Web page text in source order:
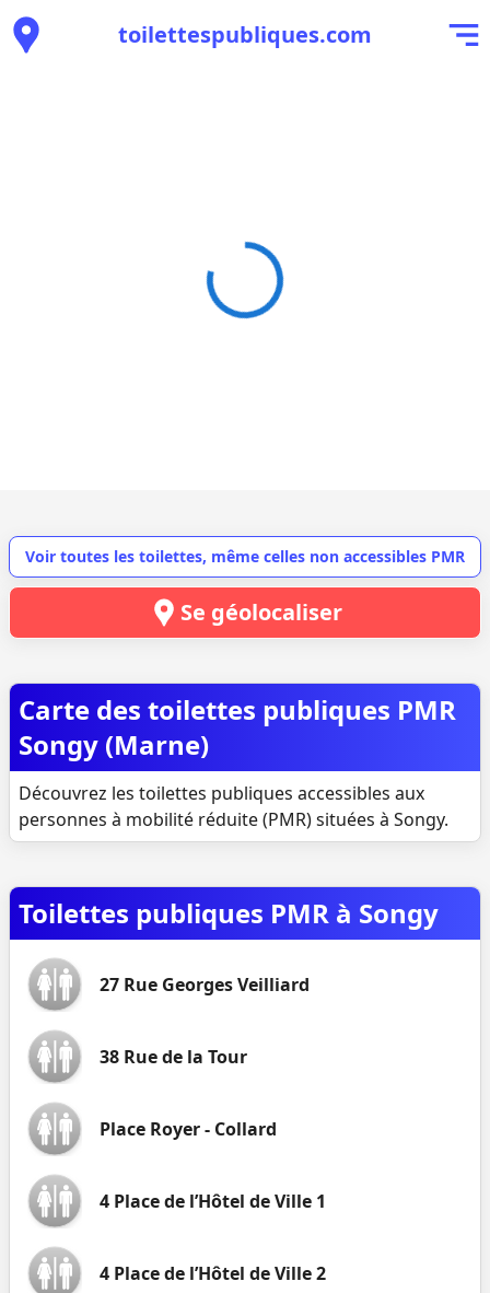
toilettespubliques.com
Voir toutes les toilettes, même celles non accessibles PMR
Se géolocaliser
Carte des toilettes publiques PMR
Songy (Marne)
Découvrez les toilettes publiques accessibles aux
personnes à mobilité réduite (PMR) situées à Songy.
Toilettes publiques PMR à Songy
27 Rue Georges Veilliard
38 Rue de la Tour
Place Royer - Collard
4 Place de l’Hôtel de Ville 1
4 Place de l’Hôtel de Ville 2